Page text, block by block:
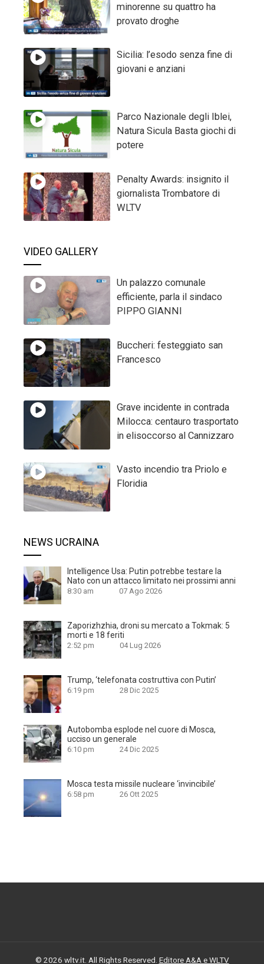
minorenne su quattro ha
provato droghe
Sicilia: l’esodo senza fine di
giovani e anziani
Parco Nazionale degli Iblei,
Natura Sicula Basta giochi di
potere
Penalty Awards: insignito il
giornalista Trombatore di
WLTV
VIDEO GALLERY
Un palazzo comunale
efficiente, parla il sindaco
PIPPO GIANNI
Buccheri: festeggiato san
Francesco
Grave incidente in contrada
Milocca: centauro trasportato
in elisoccorso al Cannizzaro
Vasto incendio tra Priolo e
Floridia
NEWS UCRAINA
Intelligence Usa: Putin potrebbe testare la
Nato con un attacco limitato nei prossimi anni
8:30 am 07 Ago 2026
Zaporizhzhia, droni su mercato a Tokmak: 5
morti e 18 feriti
2:52 pm 04 Lug 2026
Trump, ‘telefonata costruttiva con Putin’
6:19 pm 28 Dic 2025
Autobomba esplode nel cuore di Mosca,
ucciso un generale
6:10 pm 24 Dic 2025
Mosca testa missile nucleare ‘invincibile’
6:58 pm 26 Ott 2025
© 2026 wltv.it. All Rights Reserved. Editore A&A e WLTV